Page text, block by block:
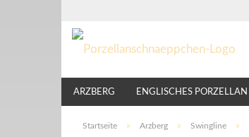
ARZBERG ENGLISCHES PORZELLAN
LINDNER NIKKO ROSENTHAL
Startseite » Arzberg » Swingline »